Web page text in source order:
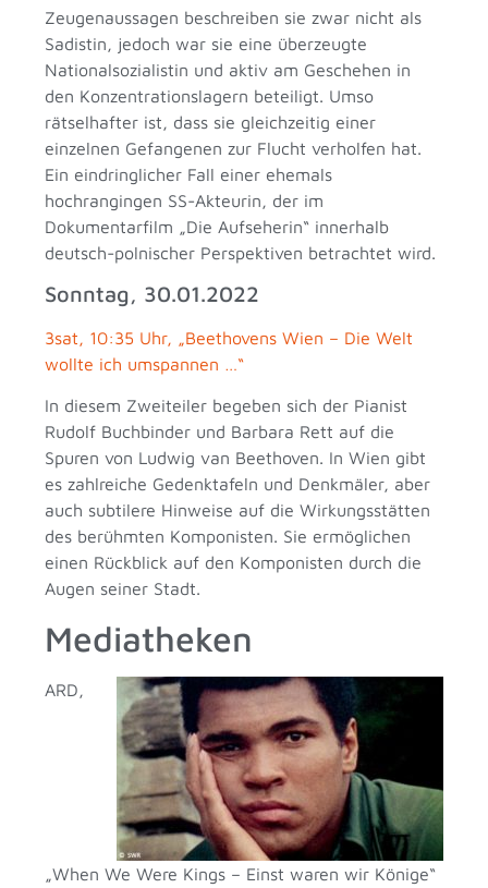
Zeugenaussagen beschreiben sie zwar nicht als
Sadistin, jedoch war sie eine überzeugte
Nationalsozialistin und aktiv am Geschehen in
den Konzentrationslagern beteiligt. Umso
rätselhafter ist, dass sie gleichzeitig einer
einzelnen Gefangenen zur Flucht verholfen hat.
Ein eindringlicher Fall einer ehemals
hochrangingen SS-Akteurin, der im
Dokumentarfilm „Die Aufseherin“ innerhalb
deutsch-polnischer Perspektiven betrachtet wird.
Sonntag, 30.01.2022
3sat, 10:35 Uhr, „Beethovens Wien – Die Welt
wollte ich umspannen …“
In diesem Zweiteiler begeben sich der Pianist
Rudolf Buchbinder und Barbara Rett auf die
Spuren von Ludwig van Beethoven. In Wien gibt
es zahlreiche Gedenktafeln und Denkmäler, aber
auch subtilere Hinweise auf die Wirkungsstätten
des berühmten Komponisten. Sie ermöglichen
einen Rückblick auf den Komponisten durch die
Augen seiner Stadt.
Mediatheken
ARD,
„When We Were Kings – Einst waren wir Könige“